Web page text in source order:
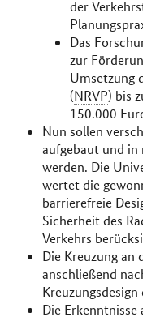
der
Das
zur
Umsetzung
(NRVP) bis
150.000
Nun sollen
aufgebaut und in
werden. Die
wertet die
barrierefreie
Sicherheit des
Verkehrs
Die Kreuzung an
anschließend
Die